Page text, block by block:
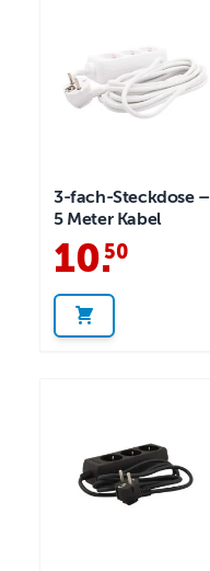
3-fach-Steckdose –
5 Meter Kabel
10.
50